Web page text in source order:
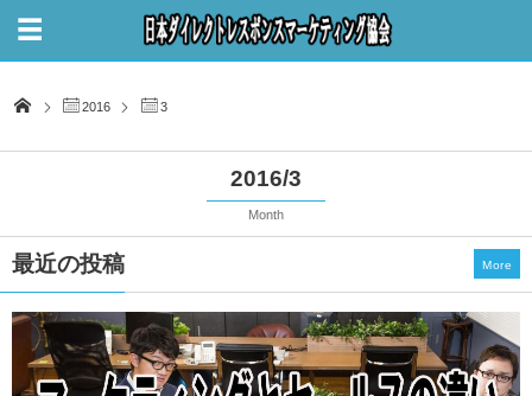
2016 3
2016/3
Month
最近の投稿 More